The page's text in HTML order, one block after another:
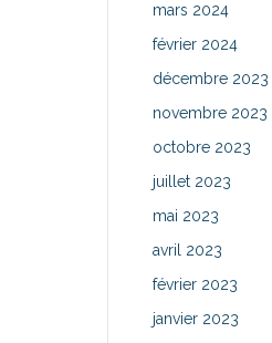
mars 2024
février 2024
décembre 2023
novembre 2023
octobre 2023
juillet 2023
mai 2023
avril 2023
février 2023
janvier 2023